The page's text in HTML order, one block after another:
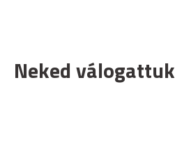
Neked válogattuk